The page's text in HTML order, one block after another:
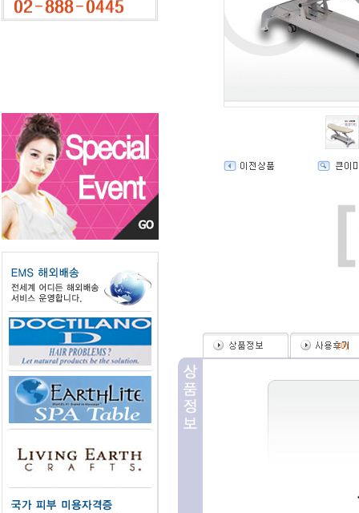
(0)